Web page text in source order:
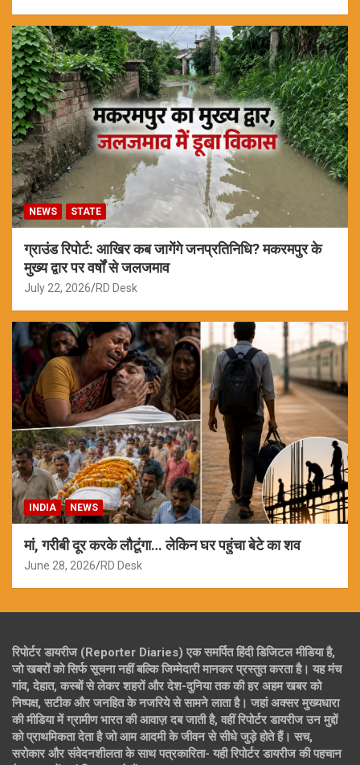
NEWS STATE
ग्राउंड रिपोर्ट: आखिर कब जागेंगे जनप्रतिनिधि? मकरमपुर के
मुख्य द्वार पर वर्षों से जलजमाव
July 22, 2026 RD Desk
INDIA NEWS
मां, गरीबी दूर करके लौटूंगा… लेकिन घर पहुंचा बेटे का शव
June 28, 2026 RD Desk
रिपोर्टर डायरीज (Reporter Diaries) एक समर्पित हिंदी डिजिटल मीडिया है,
जो खबरों को सिर्फ सूचना नहीं बल्कि जिम्मेदारी मानकर प्रस्तुत करता है। यह मंच
गांव, देहात, कस्बों से लेकर शहरों और देश-दुनिया तक की हर अहम खबर को
निष्पक्ष, सटीक और जनहित के नजरिये से सामने लाता है। जहां अक्सर मुख्यधारा
की मीडिया में ग्रामीण भारत की आवाज़ दब जाती है, वहीं रिपोर्टर डायरीज उन मुद्दों
को प्राथमिकता देता है जो आम आदमी के जीवन से सीधे जुड़े होते हैं। सच,
सरोकार और संवेदनशीलता के साथ पत्रकारिता- यही रिपोर्टर डायरीज की पहचान